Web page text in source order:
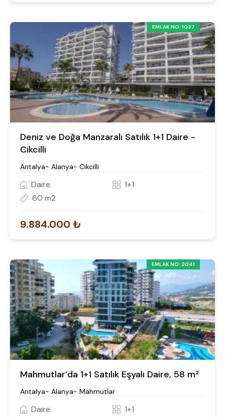
EMLAK NO: 1027
Deniz ve Doğa Manzaralı Satılık 1+1 Daire -
Cikcilli
Antalya- Alanya- Cikcilli
Daire
1+1
60 m2
9.884.000 ₺
EMLAK NO: 2041
Mahmutlar’da 1+1 Satılık Eşyalı Daire, 58 m²
Antalya- Alanya- Mahmutlar
Daire
1+1